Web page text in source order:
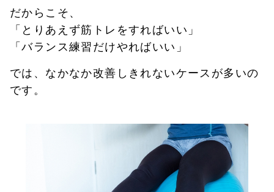
だからこそ、
「とりあえず筋トレをすればいい」
「バランス練習だけやればいい」
では、なかなか改善しきれないケースが多いの
です。